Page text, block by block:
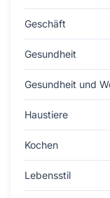
Geschäft
Gesundheit
Gesundheit und
Haustiere
Kochen
Lebensstil